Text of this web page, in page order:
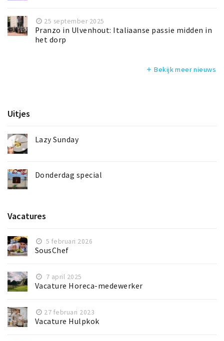
25 september 2025
Pranzo in Ulvenhout: Italiaanse passie midden in
het dorp
add Bekijk meer nieuws
Uitjes
Lazy Sunday
Donderdag special
Vacatures
5 februari 2026
SousChef
7 april 2025
Vacature Horeca-medewerker
27 februari 2023
Vacature Hulpkok